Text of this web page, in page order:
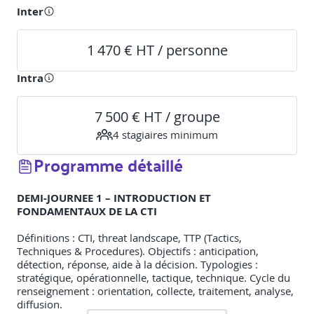
Inter
1 470 € HT / personne
Intra
7 500 € HT / groupe
4 stagiaires minimum
Programme détaillé
DEMI-JOURNEE 1 – INTRODUCTION ET
FONDAMENTAUX DE LA CTI
Définitions : CTI, threat landscape, TTP (Tactics,
Techniques & Procedures). Objectifs : anticipation,
détection, réponse, aide à la décision. Typologies :
stratégique, opérationnelle, tactique, technique. Cycle du
renseignement : orientation, collecte, traitement, analyse,
diffusion.